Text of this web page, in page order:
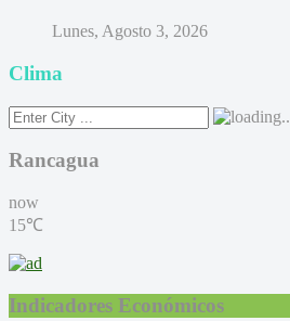
Lunes, Agosto 3, 2026
Clima
Rancagua
now
15℃
Indicadores Económicos